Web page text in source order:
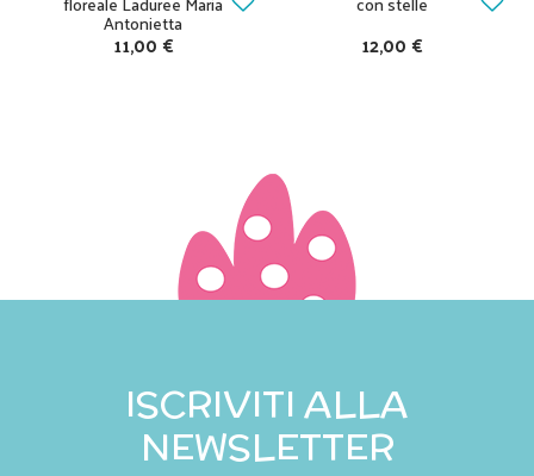
Antonietta
11,00 € 12,00 €
ISCRIVITI ALLA
NEWSLETTER